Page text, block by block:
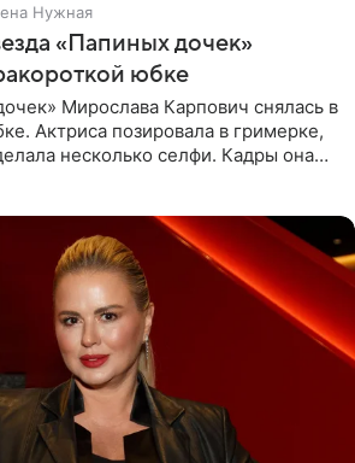
Нужная
«Папиных дочек»
юбке
Мирослава Карпович снялась в
Актриса позировала в гримерке,
несколько селфи. Кадры она